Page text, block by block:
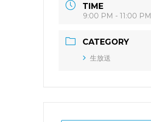
TIME
9:00 PM - 11:00 PM
CATEGORY
生放送